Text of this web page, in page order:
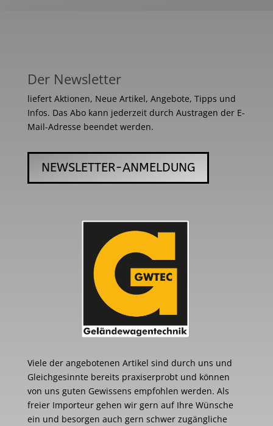
Der Newsletter
liefert Aktionen, Neue Artikel, Angebote, Tipps und
Infos. Das Abo kann jederzeit durch Austragen der E-
Mail-Adresse beendet werden.
NEWSLETTER-ANMELDUNG
Viele der angebotenen Artikel sind durch uns und
Gleichgesinnte bereits praxiserprobt und können
von uns guten Gewissens empfohlen werden. Als
freier Importeur gehen wir gern auf Ihre Wünsche
ein und besorgen auch gern schwer zugängliche